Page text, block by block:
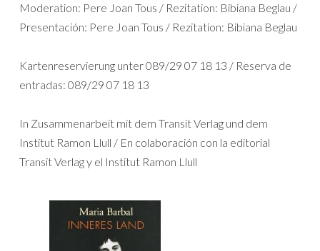
Moderation: Pere Joan Tous / Rezitation: Bibiana Beglau /
Presentación: Pere Joan Tous / Rezitation: Bibiana Beglau
Kartenreservierung unter 089/29 07 18 13 / Reserva de
entradas: 089/29 07 18 13
In Zusammenarbeit mit dem Transit Verlag und dem
Institut Ramon Llull / En colaboración con la editorial
Transit Verlag y el Institut Ramon Llull